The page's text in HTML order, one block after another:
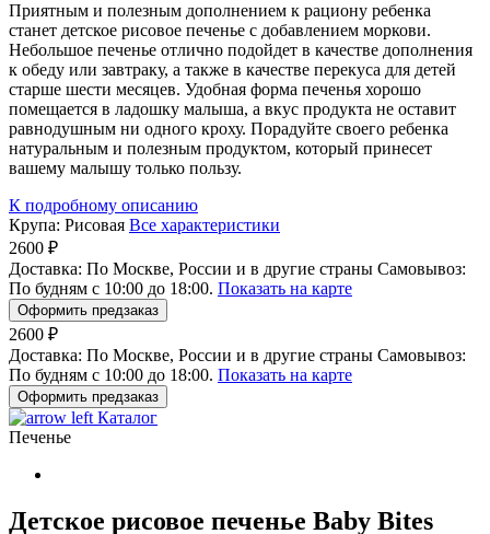
Приятным и полезным дополнением к рациону ребенка
станет детское рисовое печенье с добавлением моркови.
Небольшое печенье отлично подойдет в качестве дополнения
к обеду или завтраку, а также в качестве перекуса для детей
старше шести месяцев. Удобная форма печенья хорошо
помещается в ладошку малыша, а вкус продукта не оставит
равнодушным ни одного кроху. Порадуйте своего ребенка
натуральным и полезным продуктом, который принесет
вашему малышу только пользу.
К подробному описанию
Крупа: Рисовая Все характеристики
2600 ₽
Доставка: По Москве, России и в другие страны Самовывоз:
По будням с 10:00 до 18:00. Показать на карте
Оформить предзаказ
2600 ₽
Доставка: По Москве, России и в другие страны Самовывоз:
По будням с 10:00 до 18:00. Показать на карте
Оформить предзаказ
Каталог
Печенье
Детское рисовое печенье Baby Bites